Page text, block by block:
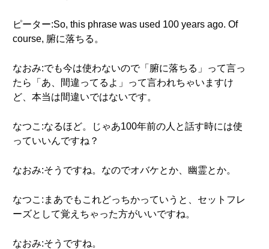
ピーター:So, this phrase was used 100 years ago. Of
course, 腑に落ちる。
なおみ:でも今は使わないので「腑に落ちる」って言っ
たら「あ、間違ってるよ」って言われちゃいますけ
ど、本当は間違いではないです。
なつこ:なるほど。じゃあ100年前の人と話す時には使
っていいんですね？
なおみ:そうですね。なのでオバケとか、幽霊とか。
なつこ:まあでもこれどっちかっていうと、セットフレ
ーズとして覚えちゃった方がいいですね。
なおみ:そうですね。